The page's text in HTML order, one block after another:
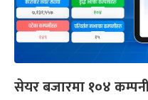
सेयर बजारमा १०४